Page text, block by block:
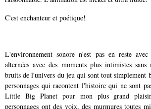
C'est enchanteur et poétique!
L'environnement sonore n'est pas en reste
alternées avec des moments plus intimistes
bruits de l'univers du jeu qui sont tout simplement
personnages qui racontent l'histoire qui ne sont
Little Big Planet pour mon plus grand
personnages ont des voix, des murmures toutes